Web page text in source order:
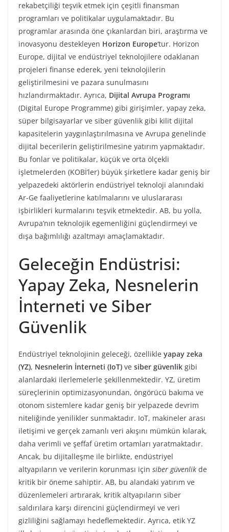
rekabetçiliği teşvik etmek için çeşitli finansman
programları ve politikalar uygulamaktadır. Bu
programlar arasında öne çıkanlardan biri, araştırma ve
inovasyonu destekleyen Horizon Europe‘tur. Horizon
Europe, dijital ve endüstriyel teknolojilere odaklanan
projeleri finanse ederek, yeni teknolojilerin
geliştirilmesini ve pazara sunulmasını
hızlandırmaktadır. Ayrıca, Dijital Avrupa Programı
(Digital Europe Programme) gibi girişimler, yapay zeka,
süper bilgisayarlar ve siber güvenlik gibi kilit dijital
kapasitelerin yaygınlaştırılmasına ve Avrupa genelinde
dijital becerilerin geliştirilmesine yatırım yapmaktadır.
Bu fonlar ve politikalar, küçük ve orta ölçekli
işletmelerden (KOBİ’ler) büyük şirketlere kadar geniş bir
yelpazedeki aktörlerin endüstriyel teknoloji alanındaki
Ar-Ge faaliyetlerine katılmalarını ve uluslararası
işbirlikleri kurmalarını teşvik etmektedir. AB, bu yolla,
Avrupa’nın teknolojik egemenliğini güçlendirmeyi ve
dışa bağımlılığı azaltmayı amaçlamaktadır.
Geleceğin Endüstrisi:
Yapay Zeka, Nesnelerin
İnterneti ve Siber
Güvenlik
Endüstriyel teknolojinin geleceği, özellikle yapay zeka
(YZ), Nesnelerin İnterneti (IoT) ve siber güvenlik gibi
alanlardaki ilerlemelerle şekillenmektedir. YZ, üretim
süreçlerinin optimizasyonundan, öngörücü bakıma ve
otonom sistemlere kadar geniş bir yelpazede devrim
niteliğinde yenilikler sunmaktadır. IoT, makineler arası
iletişimi ve gerçek zamanlı veri akışını mümkün kılarak,
daha verimli ve şeffaf üretim ortamları yaratmaktadır.
Ancak, bu dijitalleşme ile birlikte, endüstriyel
altyapıların ve verilerin korunması için siber güvenlik de
kritik bir öneme sahiptir. AB, bu alandaki yatırım ve
düzenlemeleri artırarak, kritik altyapıların siber
saldırılara karşı direncini güçlendirmeyi ve veri
gizliliğini sağlamayı hedeflemektedir. Ayrıca, etik YZ